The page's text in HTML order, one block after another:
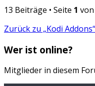
13 Beiträge • Seite 1 von
Zurück zu „Kodi Addons“
Wer ist online?
Mitglieder in diesem